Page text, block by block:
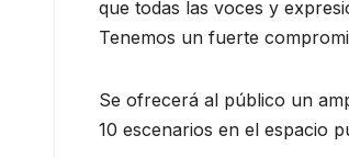
que todas las voces y
Tenemos un fuerte
Se ofrecerá al público un
10 escenarios en el espacio